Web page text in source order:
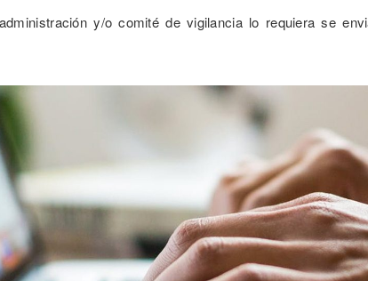
y/o comité de vigilancia lo requiera se